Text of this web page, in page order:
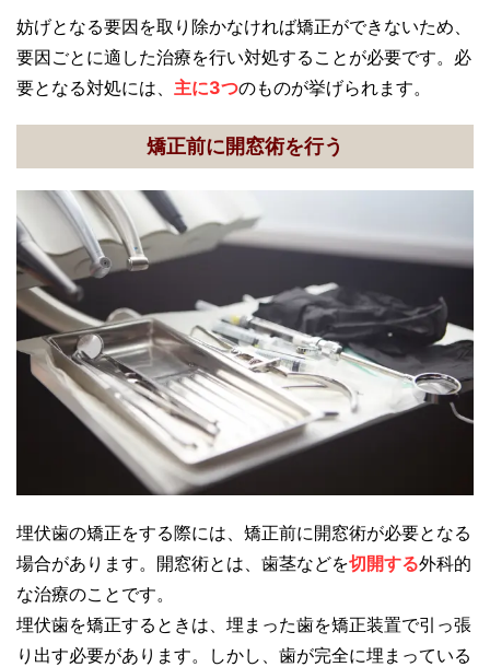
妨げとなる要因を取り除かなければ矯正ができないため、
要因ごとに適した治療を行い対処することが必要です。必
要となる対処には、 主に3つのものが挙げられます。
矯正前に開窓術を行う
埋伏歯の矯正をする際には、矯正前に開窓術が必要となる
場合があります。開窓術とは、歯茎などを切開する外科的
な治療のことです。
埋伏歯を矯正するときは、埋まった歯を矯正装置で引っ張
り出す必要があります。しかし、歯が完全に埋まっている